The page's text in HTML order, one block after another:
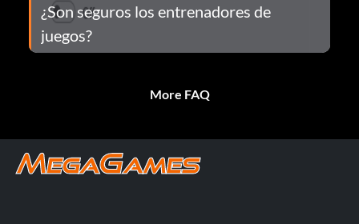
¿Son seguros los entrenadores de
juegos?
More FAQ